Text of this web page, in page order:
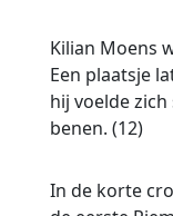
Kilian Moens
Een plaatsje
hij voelde
benen. (12)
In de korte